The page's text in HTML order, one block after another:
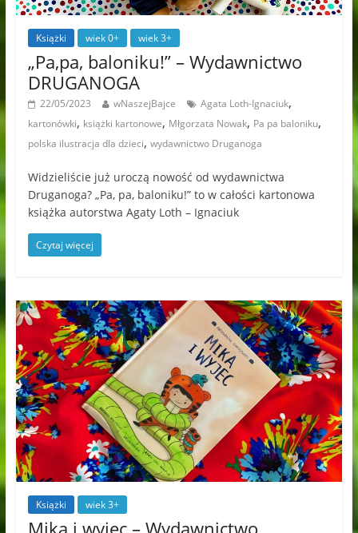
Książki wiek 0+ wiek 3+
„Pa,pa, baloniku!” – Wydawnictwo
DRUGANOGA
22/05/2023 wNaszejBajce Agata Loth-Ignaciuk,
kartonówki, książki kartonowe, Młgorzata Nowak, Pa pa baloniku,
polska ilustracja dla dzieci, wydawnictwo Druganoga
Widzieliście już uroczą nowość od wydawnictwa
Druganoga? „Pa, pa, baloniku!” to w całości kartonowa
książka autorstwa Agaty Loth – Ignaciuk
Czytaj więcej
Książki wiek 3+